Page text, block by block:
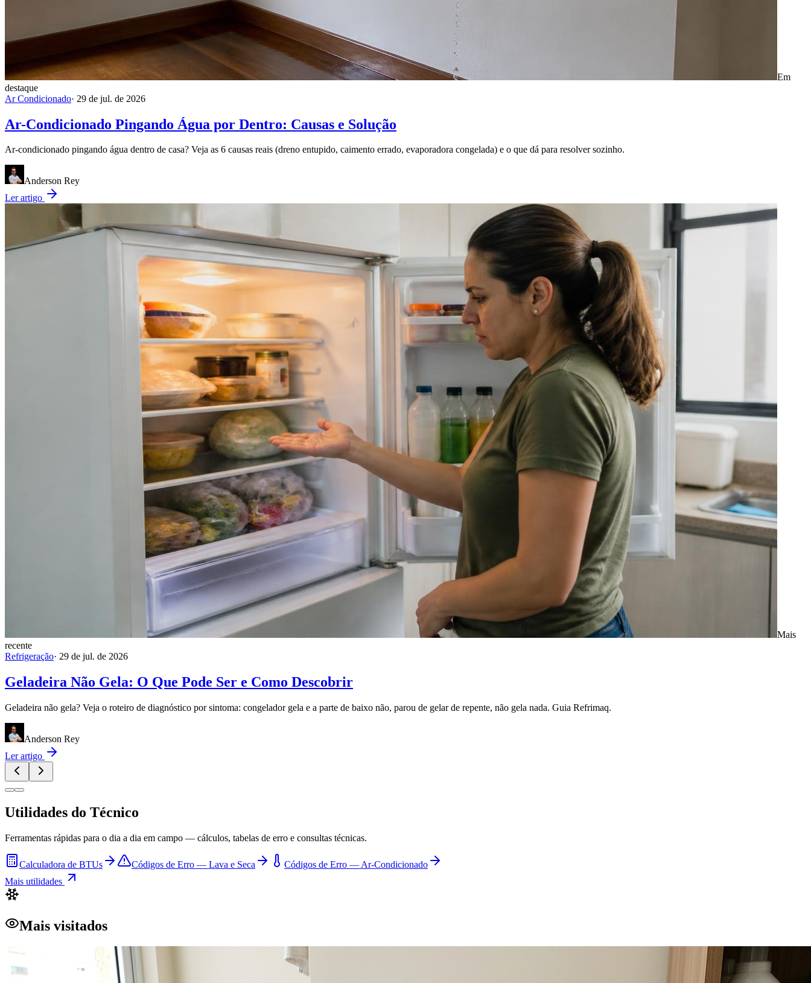
Em
destaque
Ar Condicionado· 29 de jul. de 2026
Ar-Condicionado Pingando Água por Dentro: Causas e Solução
Ar-condicionado pingando água dentro de casa? Veja as 6 causas reais (dreno entupido, caimento errado, evaporadora congelada) e o que dá para resolver sozinho.
Anderson Rey
Ler artigo
Mais
recente
Refrigeração· 29 de jul. de 2026
Geladeira Não Gela: O Que Pode Ser e Como Descobrir
Geladeira não gela? Veja o roteiro de diagnóstico por sintoma: congelador gela e a parte de baixo não, parou de gelar de repente, não gela nada. Guia Refrimaq.
Anderson Rey
Ler artigo
Utilidades do Técnico
Ferramentas rápidas para o dia a dia em campo — cálculos, tabelas de erro e consultas técnicas.
Calculadora de BTUs Códigos de Erro — Lava e Seca
Códigos de Erro — Ar-Condicionado
Mais utilidades
Mais visitados